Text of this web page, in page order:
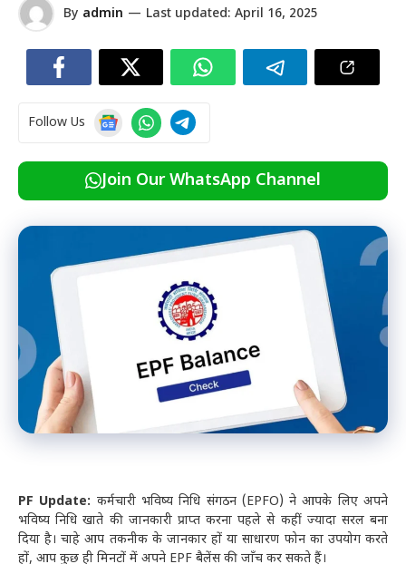
By admin — Last updated: April 16, 2025
Follow Us
Join Our WhatsApp Channel
PF Update: कर्मचारी भविष्य निधि संगठन (EPFO) ने आपके लिए अपने
भविष्य निधि खाते की जानकारी प्राप्त करना पहले से कहीं ज्यादा सरल बना
दिया है। चाहे आप तकनीक के जानकार हों या साधारण फोन का उपयोग करते
हों, आप कुछ ही मिनटों में अपने EPF बैलेंस की जाँच कर सकते हैं।